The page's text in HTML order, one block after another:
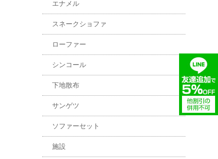
エナメル
スネークショファ
ローファー
シンコール
下地散布
サンゲツ
ソファーセット
施設